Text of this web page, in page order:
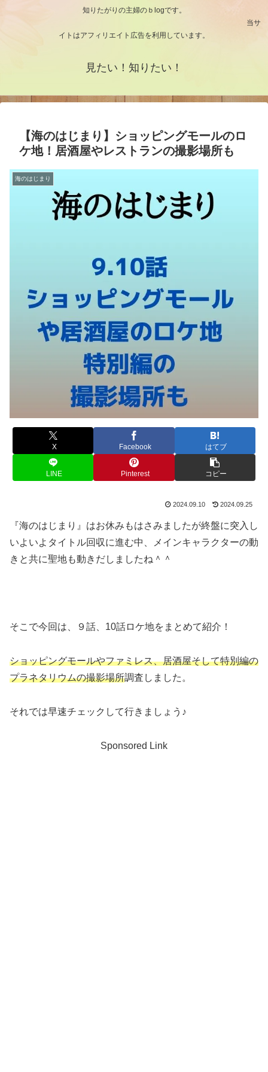
知りたがりの主婦のｂlogです。
当サ
イトはアフィリエイト広告を利用しています。
見たい！知りたい！
【海のはじまり】ショッピングモールのロ
ケ地！居酒屋やレストランの撮影場所も
海のはじまり
X Facebook はてブ
LINE Pinterest コピー
2024.09.10 2024.09.25
『海のはじまり』はお休みもはさみましたが終盤に突入し
いよいよタイトル回収に進む中、メインキャラクターの動
きと共に聖地も動きだしましたね＾＾
そこで今回は、９話、10話ロケ地をまとめて紹介！
ショッピングモールやファミレス、居酒屋そして特別編の
プラネタリウムの撮影場所調査しました。
それでは早速チェックして行きましょう♪
Sponsored Link